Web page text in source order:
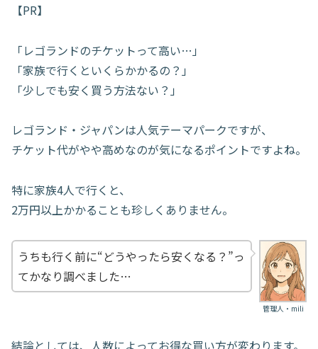
【PR】
「レゴランドのチケットって高い…」
「家族で行くといくらかかるの？」
「少しでも安く買う方法ない？」
レゴランド・ジャパンは人気テーマパークですが、
チケット代がやや高めなのが気になるポイントですよね。
特に家族4人で行くと、
2万円以上かかることも珍しくありません。
管理人・mili
うちも行く前に“どうやったら安くなる？”っ
てかなり調べました…
結論としては、人数によってお得な買い方が変わります。